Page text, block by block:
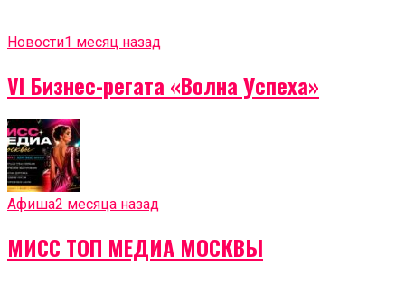
Новости1 месяц назад
VI Бизнес-регата «Волна Успеха»
Афиша2 месяца назад
МИСС ТОП МЕДИА МОСКВЫ